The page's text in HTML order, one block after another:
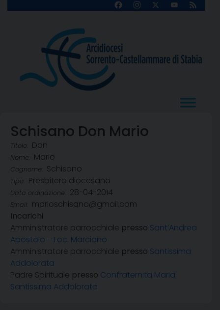
FacebookInstagram
X
YouTube
Feed
Schisano Don Mario
Titolo: Don
Nome: Mario
Cognome: Schisano
Tipo: Presbitero diocesano
Data ordinazione: 28-04-2014
Email:
marioschisano@gmail.com
Incarichi
Amministratore parrocchiale presso Sant’Andrea
Apostolo – Loc. Marciano
Amministratore parrocchiale presso Santissima
Addolorata
Padre Spirituale presso Confraternita Maria
Santissima Addolorata